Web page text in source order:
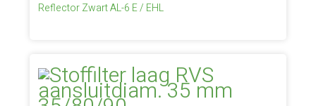
Reflector Zwart AL-6 E / EHL